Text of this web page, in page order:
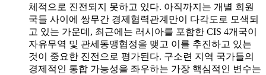
체적으로 진전되지 못하고 있다. 아직까지는 개별 회원
국들 사이에 쌍무간 경제협력관계만이 다각도로 모색되
고 있는 가운데, 최근에는 러시아를 포함한 CIS 4개국이
자유무역 및 관세동맹협정을 맺고 이를 추진하고 있는
것이 중요한 진전으로 평가된다. 구소련 지역 국가들의
경제적인 통합 가능성을 좌우하는 가장 핵심적인 변수는